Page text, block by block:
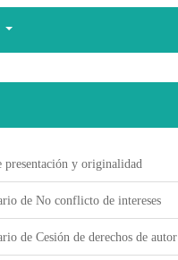
presentación y originalidad
de No conflicto de intereses
de Cesión de derechos de autor